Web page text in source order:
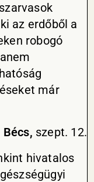
az erdőből a
robogó
már
Bécs, szept. 12.
hivatalos